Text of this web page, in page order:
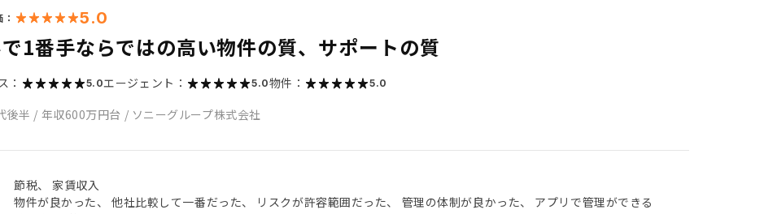
5.0
1番手ならではの高い物件の質、サポートの質
： 5.0エージェント： 5.0物件： 5.0
後半 / 年収600万円台 / ソニーグループ株式会社
節税、 家賃収入
物件が良かった、 他社比較して一番だった、 リスクが許容範囲だった、 管理の体制が良かった、 アプリで管理ができる